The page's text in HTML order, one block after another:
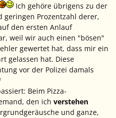
Ich gehöre übrigens zu der
Prozentzahl derer,
den ersten Anlauf
weil wir auch einen "bösen"
gewertet hat, dass mir ein
gelassen hat. Diese
vor der Polizei damals
Beim Pizza-
den ich verstehen
und ganze,